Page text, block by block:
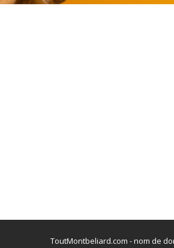
ToutMontbeliard.com - nom de